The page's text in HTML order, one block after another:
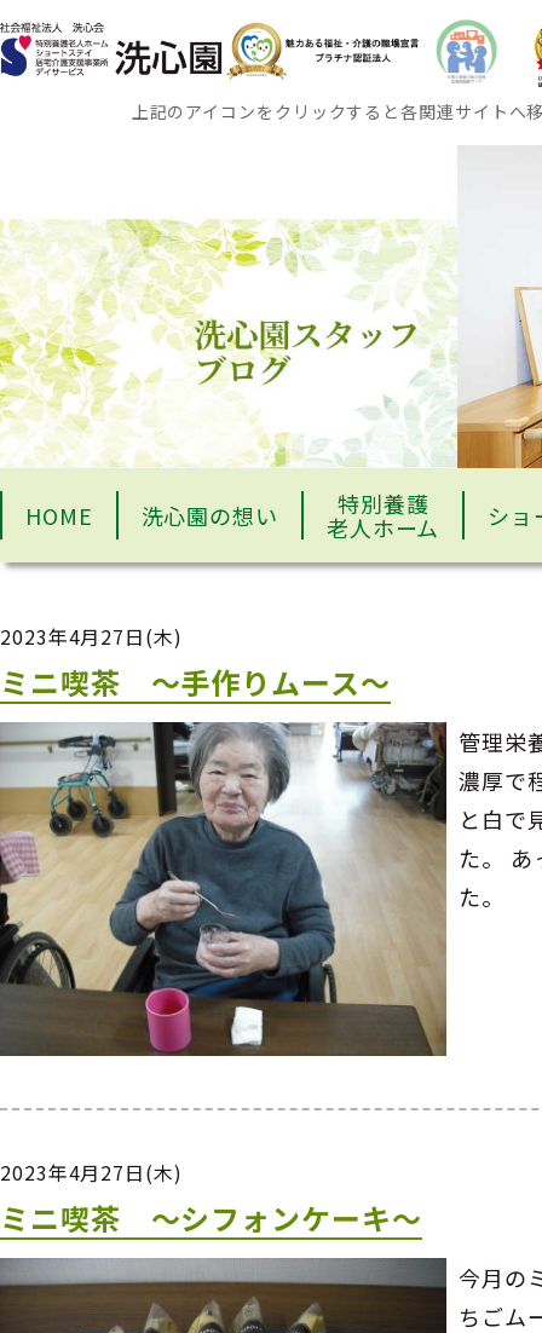
上記のアイコンをクリックすると各関連サイトへ
HOME 洗心園の想い 特別養護
老人ホーム ショ
2023年4月27日(木)
ミニ喫茶 ～手作りムース～
管理栄
濃厚で
と白で
た。
た。
2023年4月27日(木)
ミニ喫茶 ～シフォンケーキ～
今月の
ちごム